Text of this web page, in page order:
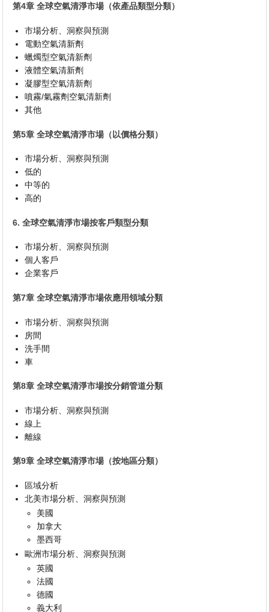
第4章 全球空氣清淨市場（依產品類型分類）
市場分析、洞察與預測
電動空氣清新劑
蠟燭型空氣清新劑
液體空氣清新劑
凝膠型空氣清新劑
噴霧/氣霧劑空氣清新劑
其他
第5章 全球空氣清淨市場（以價格分類）
市場分析、洞察與預測
低的
中等的
高的
6. 全球空氣清淨市場按客戶類型分類
市場分析、洞察與預測
個人客戶
企業客戶
第7章 全球空氣清淨市場依應用領域分類
市場分析、洞察與預測
房間
洗手間
車
第8章 全球空氣清淨市場按分銷管道分類
市場分析、洞察與預測
線上
離線
第9章 全球空氣清淨市場（按地區分類）
區域分析
北美市場分析、洞察與預測
美國
加拿大
墨西哥
歐洲市場分析、洞察與預測
英國
法國
德國
義大利